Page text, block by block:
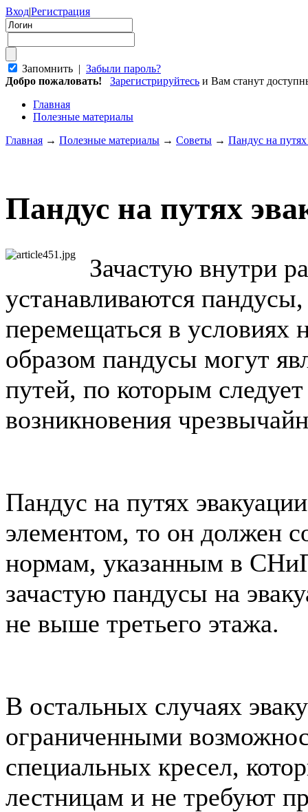
Вход|Регистрация
Запомнить | Забыли пароль?
Добро пожаловать!
Зарегистрируйтесь и Вам станут
Главная
Полезные материалы
Главная → Полезные материалы → Советы → Пандус на
Пандус на путях
Зачастую внутри
устанавливаются
перемещаться в условиях
образом пандусы могут
путей, по которым следует
возникновения
Пандус на путях
элементом, то он должен
нормам, указанным в
зачастую пандусы на
не выше третьего этажа.
В остальных случаях
ограниченными
специальных кресел,
лестницам и не требуют